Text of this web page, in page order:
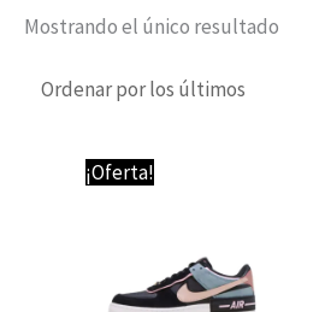
Mostrando el único resultado
¡Oferta!
El
precio
89,95 €.64,95 €.